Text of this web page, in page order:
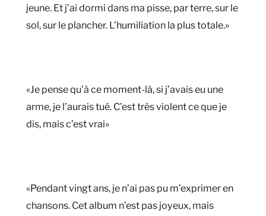
jeune. Et j’ai dormi dans ma pisse, par terre, sur le
sol, sur le plancher. L’humiliation la plus totale.»
«Je pense qu’à ce moment-là, si j’avais eu une
arme, je l’aurais tué. C’est très violent ce que je
dis, mais c’est vrai»
«Pendant vingt ans, je n’ai pas pu m’exprimer en
chansons. Cet album n’est pas joyeux, mais